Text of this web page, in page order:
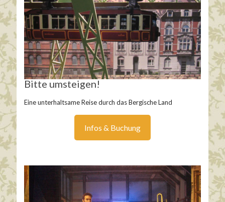
Bitte umsteigen!
Eine unterhaltsame Reise durch das Bergische Land
Infos & Buchung